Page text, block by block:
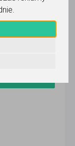
.